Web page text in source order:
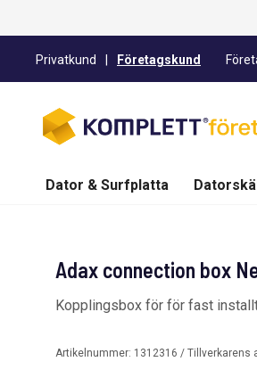
Privatkund Företagskund
Dator & Surfplatta
Adax connection box
Kopplingsbox för för fast
Artikelnummer: 1312316 / Tillverkarens